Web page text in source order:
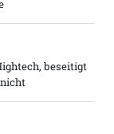
beseitigt